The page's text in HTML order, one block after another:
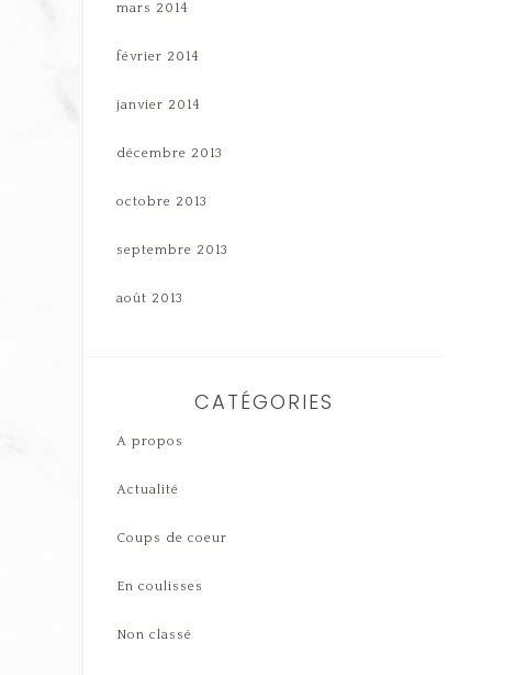
mars 2014
février 2014
janvier 2014
décembre 2013
octobre 2013
septembre 2013
août 2013
CATÉGORIES
A propos
Actualité
Coups de coeur
En coulisses
Non classé